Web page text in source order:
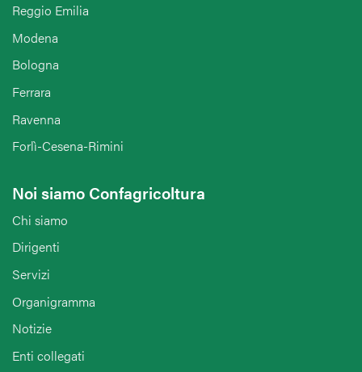
Reggio Emilia
Modena
Bologna
Ferrara
Ravenna
Forlì-Cesena-Rimini
Noi siamo Confagricoltura
Chi siamo
Dirigenti
Servizi
Organigramma
Notizie
Enti collegati